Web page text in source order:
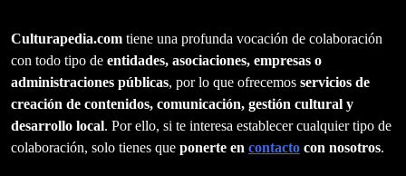
Culturapedia.com tiene una profunda vocación de colaboración
con todo tipo de entidades, asociaciones, empresas o
administraciones públicas, por lo que ofrecemos servicios de
creación de contenidos, comunicación, gestión cultural y
desarrollo local. Por ello, si te interesa establecer cualquier tipo de
colaboración, solo tienes que ponerte en contacto con nosotros.